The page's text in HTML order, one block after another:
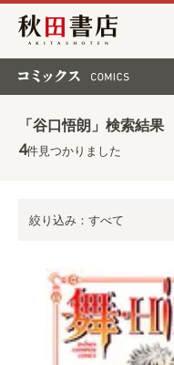
秋田書店
「谷口悟朗」検索結果
4件見つかりました
絞り込み：すべて